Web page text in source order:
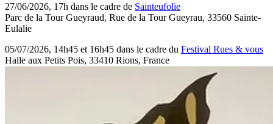
27/06/2026, 17h dans le cadre de Sainteufolie
Parc de la Tour Gueyraud, Rue de la Tour Gueyrau, 33560 Sainte-
Eulalie
05/07/2026, 14h45 et 16h45 dans le cadre du Festival Rues & vous
Halle aux Petits Pois, 33410 Rions, France